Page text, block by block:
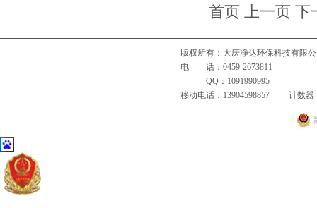
首页 上一页下
版权所有：大庆净达环保科技有
电 话：0459-2673811
QQ：
移动电话：13904598857 计数器